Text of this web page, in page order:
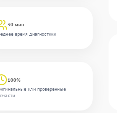
30 мин
время диагностики
100%
или проверенные